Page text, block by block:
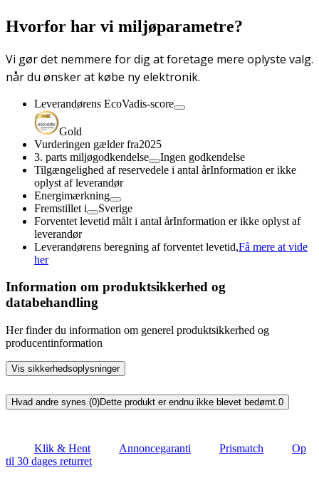
Hvorfor har vi miljøparametre?
Vi gør det nemmere for dig at foretage mere oplyste valg.
når du ønsker at købe ny elektronik.
Leverandørens EcoVadis-score
Gold
Vurderingen gælder fra2025
3. parts miljøgodkendelse
Ingen godkendelse
Tilgængelighed af reservedele i antal årInformation er ikke
oplyst af leverandør
Energimærkning
Fremstillet i
Sverige
Forventet levetid målt i antal årInformation er ikke oplyst af
leverandør
Leverandørens beregning af forventet levetid,Få mere at vide
her
Information om produktsikkerhed og
databehandling
Her finder du information om generel produktsikkerhed og
producentinformation
Vis sikkerhedsoplysninger
Hvad andre synes (0)Dette produkt er endnu ikke blevet bedømt.0
Klik & Hent Annoncegaranti Prismatch
Op
til 30 dages returret